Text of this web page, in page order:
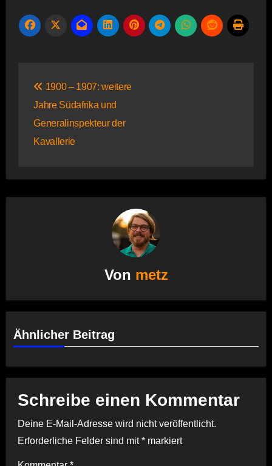
1900 – 1907: weitere
Jahre Südafrika und
Generalinspekteur der
Kavallerie
Von metz
Ähnlicher Beitrag
Schreibe einen Kommentar
Deine E-Mail-Adresse wird nicht veröffentlicht.
Erforderliche Felder sind mit*markiert